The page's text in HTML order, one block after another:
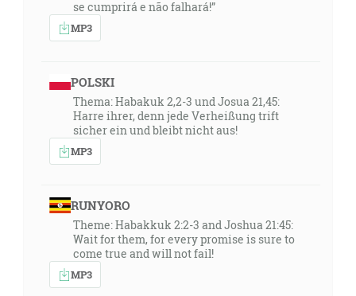
se cumprirá e não falhará!”
MP3
POLSKI
Thema: Habakuk 2,2-3 und Josua 21,45:
Harre ihrer, denn jede Verheißung trift
sicher ein und bleibt nicht aus!
MP3
RUNYORO
Theme: Habakkuk 2:2-3 and Joshua 21:45:
Wait for them, for every promise is sure to
come true and will not fail!
MP3